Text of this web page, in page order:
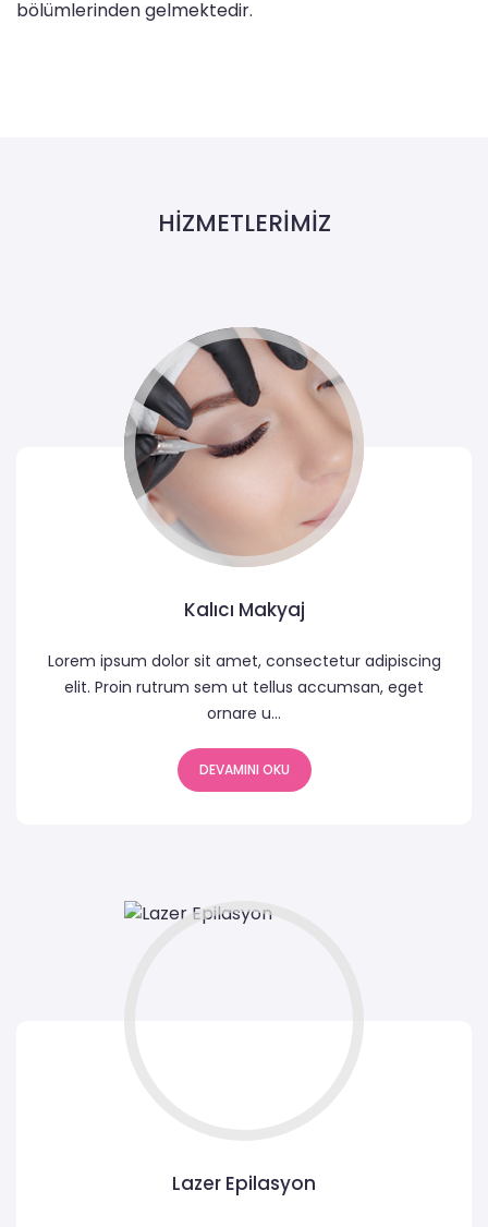
bölümlerinden gelmektedir.
HİZMETLERİMİZ
Kalıcı Makyaj
Lorem ipsum dolor sit amet, consectetur adipiscing
elit. Proin rutrum sem ut tellus accumsan, eget
ornare u...
DEVAMINI OKU
Lazer Epilasyon